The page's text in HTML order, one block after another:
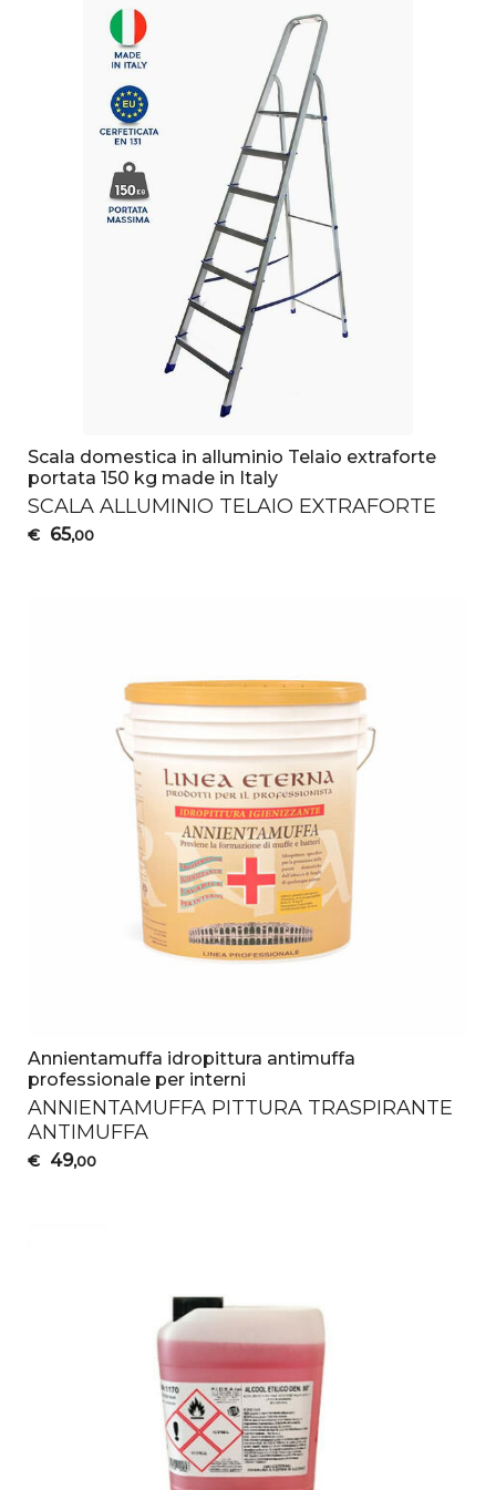
Scala domestica in alluminio Telaio extraforte
portata 150 kg made in Italy
SCALA ALLUMINIO TELAIO EXTRAFORTE
€ 65,00
Annientamuffa idropittura antimuffa
professionale per interni
ANNIENTAMUFFA PITTURA TRASPIRANTE
ANTIMUFFA
€ 49,00